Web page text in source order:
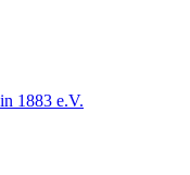
1883 e.V.